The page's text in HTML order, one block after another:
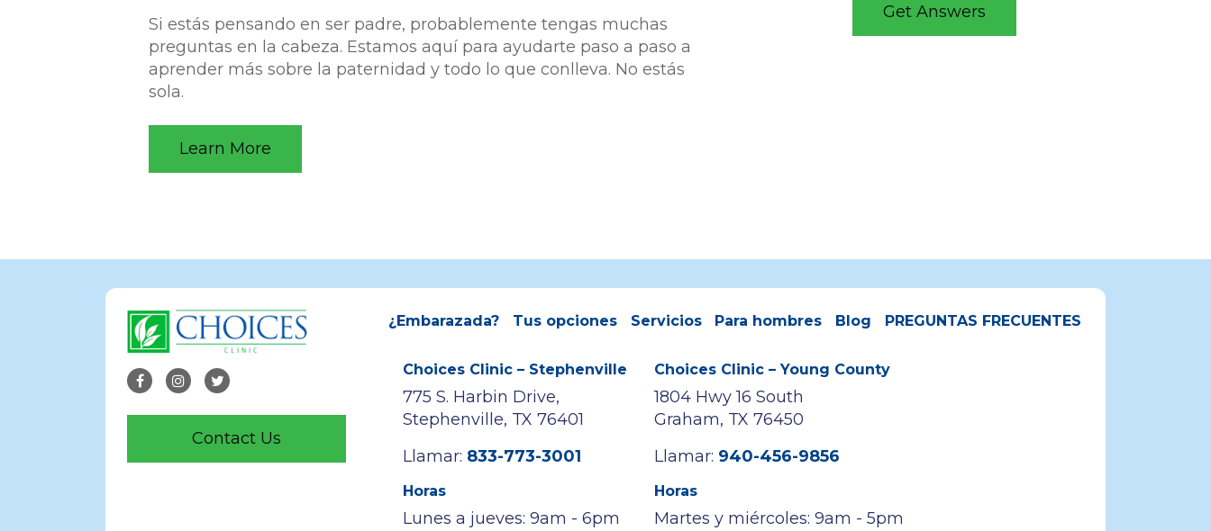
Si estás pensando en ser padre, probablemente tengas muchas
preguntas en la cabeza. Estamos aquí para ayudarte paso a paso a
aprender más sobre la paternidad y todo lo que conlleva. No estás
sola.
Learn More
Get Answers
Contact Us
¿Embarazada? Tus opciones Servicios Para hombres Blog PREGUNTAS FRECUENTES
Choices Clinic – Stephenville
775 S. Harbin Drive,
Stephenville, TX 76401
Llamar: 833-773-3001
Horas
Lunes a jueves: 9am - 6pm
Choices Clinic – Young County
1804 Hwy 16 South
Graham, TX 76450
Llamar: 940-456-9856
Horas
Martes y miércoles: 9am - 5pm